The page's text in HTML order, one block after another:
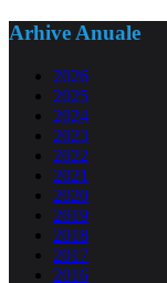
Arhive Anuale
2026
2025
2024
2023
2022
2021
2020
2019
2018
2017
2016